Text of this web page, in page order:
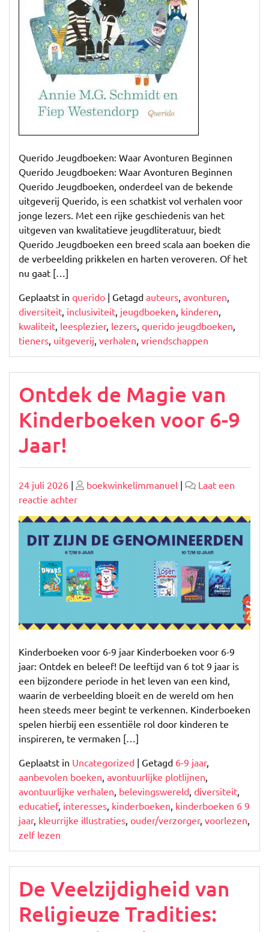
Jonge
Lezers
Querido Jeugdboeken: Waar Avonturen Beginnen
Querido Jeugdboeken: Waar Avonturen Beginnen
Querido Jeugdboeken, onderdeel van de bekende
uitgeverij Querido, is een schatkist vol verhalen voor
jonge lezers. Met een rijke geschiedenis van het
uitgeven van kwalitatieve jeugdliteratuur, biedt
Querido Jeugdboeken een breed scala aan boeken die
de verbeelding prikkelen en harten veroveren. Of het
nu gaat […]
Geplaatst in querido | Getagd auteurs, avonturen,
diversiteit, inclusiviteit, jeugdboeken, kinderen,
kwaliteit, leesplezier, lezers, querido jeugdboeken,
tieners, uitgeverij, verhalen, vriendschappen
Ontdek de Magie van
Kinderboeken voor 6-9
Jaar!
Geplaatst
op
24 juli 2026 | Geplaatst
op
boekwinkelimmanuel |
Laat een
reactie achterop
Ontdek
Magie
van
Kinderboeken
voor
6-
Jaar!
Kinderboeken voor 6-9 jaar Kinderboeken voor 6-9
jaar: Ontdek en beleef! De leeftijd van 6 tot 9 jaar is
een bijzondere periode in het leven van een kind,
waarin de verbeelding bloeit en de wereld om hen
heen steeds meer begint te verkennen. Kinderboeken
spelen hierbij een essentiële rol door kinderen te
inspireren, te vermaken […]
Geplaatst in Uncategorized | Getagd 6-9 jaar,
aanbevolen boeken avontuurlijke plotlijnen
avontuurlijke verhalen belevingswereld diversiteit
educatief, interesses kinderboeken kinderboeken 6 9
jaar, kleurrijke illustraties ouder/verzorger, voorlezen
zelf lezen
De Veelzijdigheid van
Religieuze Tradities: